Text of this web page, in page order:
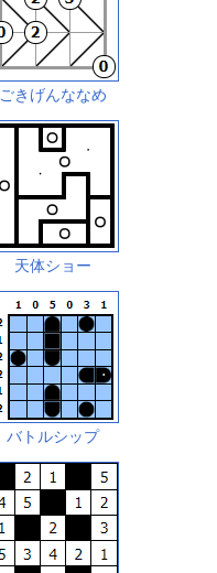
ごきげんななめ
天体ショー
バトルシップ